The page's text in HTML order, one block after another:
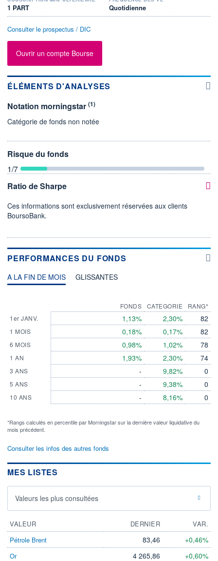
1 PART Quotidienne
Consulter le prospectus / DIC
Ouvrir un compte Bourse
ÉLÉMENTS D'ANALYSES
Notation morningstar (1)
Catégorie de fonds non notée
Risque du fonds
1/7
Ratio de Sharpe
Ces informations sont exclusivement réservées aux clients
BoursoBank.
PERFORMANCES DU FONDS
A LA FIN DE MOIS GLISSANTES
1er JANV.
1 MOIS
6 MOIS
1 AN
3 ANS
5 ANS
10 ANS
FONDS
1,13%
0,18%
0,98%
1,93%
-
-
-
CATEGORIE
2,30%
0,17%
1,02%
2,30%
9,82%
9,38%
8,16%
RANG*
82
82
78
74
0
0
0
*Rangs calculés en percentile par Morningstar sur la dernière valeur liquidative du
mois précédent.
Consulter les infos des autres fonds
MES LISTES
Valeurs les plus consultées
VALEUR DERNIER
VAR.
Pétrole Brent
83,46 +0,46%
Or 4 265,86 +0,60%